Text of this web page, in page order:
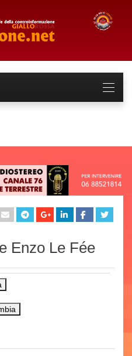
Enzo Le Fée